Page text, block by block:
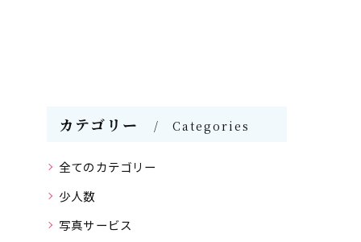
カテゴリー Categories
全てのカテゴリー
少人数
写真サービス